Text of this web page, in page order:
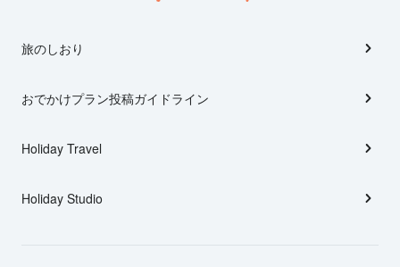
旅のしおり
おでかけプラン投稿ガイドライン
Holiday Travel
Holiday Studio